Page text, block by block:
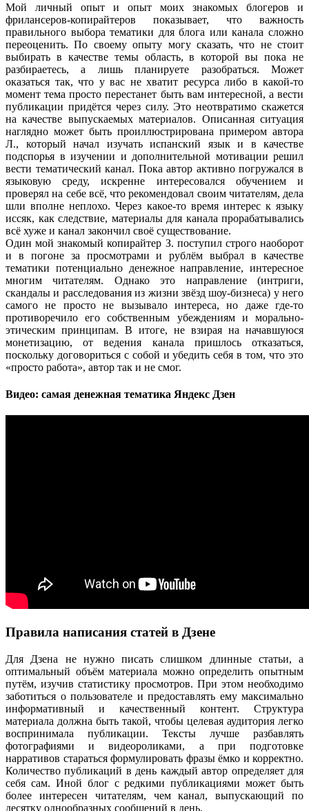
Мой личный опыт и опыт моих знакомых блогеров и
фрилансеров-копирайтеров показывает, что важность
правильного выбора тематики для блога или канала сложно
переоценить. По своему опыту могу сказать, что не стоит
выбирать в качестве темы область, в которой вы пока не
разбираетесь, а лишь планируете разобраться. Может
оказаться так, что у вас не хватит ресурса либо в какой-то
момент тема просто перестанет быть вам интересной, а вести
публикации придётся через силу. Это неотвратимо скажется
на качестве выпускаемых материалов. Описанная ситуация
наглядно может быть проиллюстрирована примером автора
Л., который начал изучать испанский язык и в качестве
подспорья в изучении и дополнительной мотивации решил
вести тематический канал. Пока автор активно погружался в
языковую среду, искренне интересовался обучением и
проверял на себе всё, что рекомендовал своим читателям, дела
шли вполне неплохо. Через какое-то время интерес к языку
иссяк, как следствие, материалы для канала прорабатывались
всё хуже и канал закончил своё существование.
Один мой знакомый копирайтер З. поступил строго наоборот
и в погоне за просмотрами и рублём выбрал в качестве
тематики потенциально денежное направление, интересное
многим читателям. Однако это направление (интриги,
скандалы и расследования из жизни звёзд шоу-бизнеса) у него
самого не просто не вызывало интереса, но даже где-то
противоречило его собственным убеждениям и морально-
этическим принципам. В итоге, не взирая на начавшуюся
монетизацию, от ведения канала пришлось отказаться,
поскольку договориться с собой и убедить себя в том, что это
«просто работа», автор так и не смог.
Видео: самая денежная тематика Яндекс Дзен
Правила написания статей в Дзене
Для Дзена не нужно писать слишком длинные статьи, а
оптимальный объём материала можно определить опытным
путём, изучив статистику просмотров. При этом необходимо
заботиться о пользователе и предоставлять ему максимально
информативный и качественный контент. Структура
материала должна быть такой, чтобы целевая аудитория легко
воспринимала публикации. Тексты лучше разбавлять
фотографиями и видеороликами, а при подготовке
нарративов стараться формулировать фразы ёмко и корректно.
Количество публикаций в день каждый автор определяет для
себя сам. Иной блог с редкими публикациями может быть
более интересен читателям, чем канал, выпускающий по
десятку однообразных сообщений в день.